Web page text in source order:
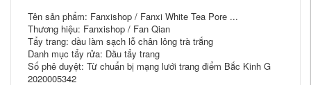
Tên sản phẩm: Fanxishop / Fanxi White Tea Pore ...
Thương hiệu: Fanxishop / Fan Qian
Tẩy trang: dầu làm sạch lỗ chân lông trà trắng
Danh mục tẩy rửa: Dầu tẩy trang
Số phê duyệt: Từ chuẩn bị mạng lưới trang điểm Bắc Kinh G
2020005342